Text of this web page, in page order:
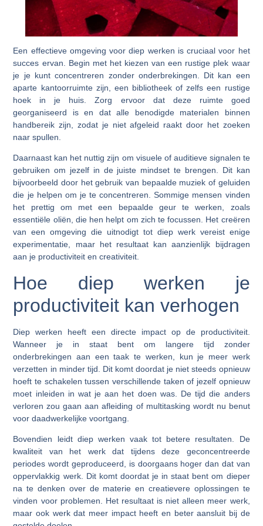
Een effectieve omgeving voor diep werken is cruciaal voor het
succes ervan. Begin met het kiezen van een rustige plek waar
je je kunt concentreren zonder onderbrekingen. Dit kan een
aparte kantoorruimte zijn, een bibliotheek of zelfs een rustige
hoek in je huis. Zorg ervoor dat deze ruimte goed
georganiseerd is en dat alle benodigde materialen binnen
handbereik zijn, zodat je niet afgeleid raakt door het zoeken
naar spullen.
Daarnaast kan het nuttig zijn om visuele of auditieve signalen te
gebruiken om jezelf in de juiste mindset te brengen. Dit kan
bijvoorbeeld door het gebruik van bepaalde muziek of geluiden
die je helpen om je te concentreren. Sommige mensen vinden
het prettig om met een bepaalde geur te werken, zoals
essentiële oliën, die hen helpt om zich te focussen. Het creëren
van een omgeving die uitnodigt tot diep werk vereist enige
experimentatie, maar het resultaat kan aanzienlijk bijdragen
aan je productiviteit en creativiteit.
Hoe diep werken je
productiviteit kan verhogen
Diep werken heeft een directe impact op de productiviteit.
Wanneer je in staat bent om langere tijd zonder
onderbrekingen aan een taak te werken, kun je meer werk
verzetten in minder tijd. Dit komt doordat je niet steeds opnieuw
hoeft te schakelen tussen verschillende taken of jezelf opnieuw
moet inleiden in wat je aan het doen was. De tijd die anders
verloren zou gaan aan afleiding of multitasking wordt nu benut
voor daadwerkelijke voortgang.
Bovendien leidt diep werken vaak tot betere resultaten. De
kwaliteit van het werk dat tijdens deze geconcentreerde
periodes wordt geproduceerd, is doorgaans hoger dan dat van
oppervlakkig werk. Dit komt doordat je in staat bent om dieper
na te denken over de materie en creatievere oplossingen te
vinden voor problemen. Het resultaat is niet alleen meer werk,
maar ook werk dat meer impact heeft en beter aansluit bij de